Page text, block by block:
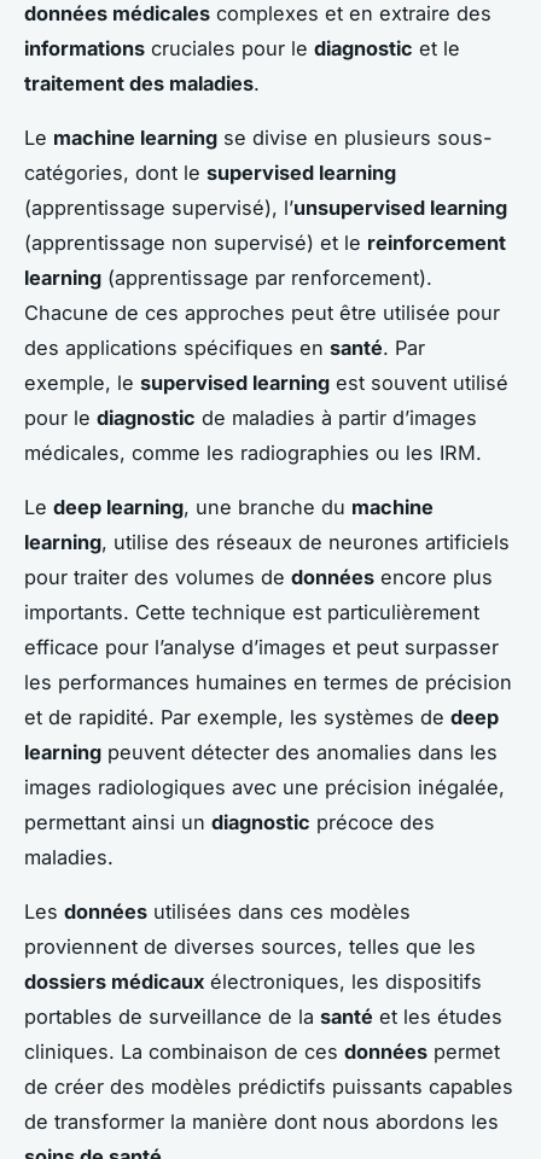
données médicales complexes et en extraire des
informations cruciales pour le diagnostic et le
traitement des maladies.
Le machine learning se divise en plusieurs sous-
catégories, dont le supervised learning
(apprentissage supervisé), l’unsupervised learning
(apprentissage non supervisé) et le reinforcement
learning (apprentissage par renforcement).
Chacune de ces approches peut être utilisée pour
des applications spécifiques en santé. Par
exemple, le supervised learning est souvent utilisé
pour le diagnostic de maladies à partir d’images
médicales, comme les radiographies ou les IRM.
Le deep learning, une branche du machine
learning, utilise des réseaux de neurones artificiels
pour traiter des volumes de données encore plus
importants. Cette technique est particulièrement
efficace pour l’analyse d’images et peut surpasser
les performances humaines en termes de précision
et de rapidité. Par exemple, les systèmes de deep
learning peuvent détecter des anomalies dans les
images radiologiques avec une précision inégalée,
permettant ainsi un diagnostic précoce des
maladies.
Les données utilisées dans ces modèles
proviennent de diverses sources, telles que les
dossiers médicaux électroniques, les dispositifs
portables de surveillance de la santé et les études
cliniques. La combinaison de ces données permet
de créer des modèles prédictifs puissants capables
de transformer la manière dont nous abordons les